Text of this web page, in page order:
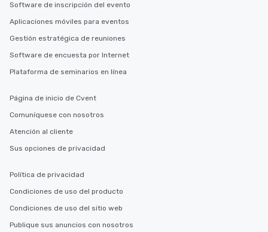
Software de inscripción del evento
Aplicaciones móviles para eventos
Gestión estratégica de reuniones
Software de encuesta por Internet
Plataforma de seminarios en línea
Página de inicio de Cvent
Comuníquese con nosotros
Atención al cliente
Sus opciones de privacidad
Política de privacidad
Condiciones de uso del producto
Condiciones de uso del sitio web
Publique sus anuncios con nosotros